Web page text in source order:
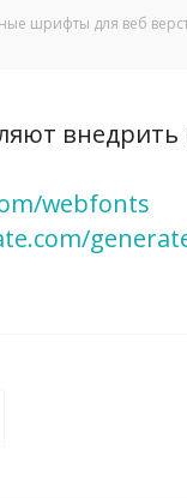
шрифты для веб
webfonts